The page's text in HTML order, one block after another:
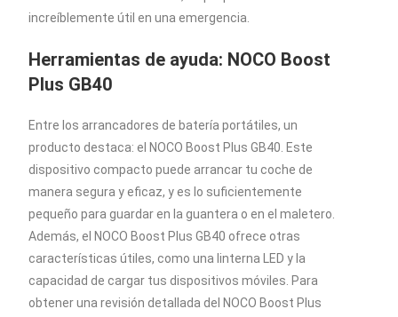
increíblemente útil en una emergencia.
Herramientas de ayuda: NOCO Boost
Plus GB40
Entre los arrancadores de batería portátiles, un
producto destaca: el NOCO Boost Plus GB40. Este
dispositivo compacto puede arrancar tu coche de
manera segura y eficaz, y es lo suficientemente
pequeño para guardar en la guantera o en el maletero.
Además, el NOCO Boost Plus GB40 ofrece otras
características útiles, como una linterna LED y la
capacidad de cargar tus dispositivos móviles. Para
obtener una revisión detallada del NOCO Boost Plus